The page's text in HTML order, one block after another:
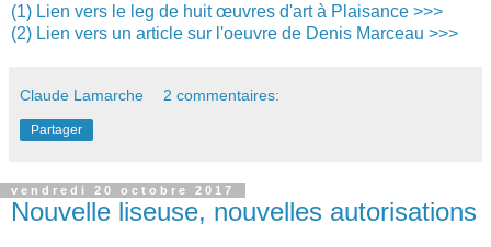
(1) Lien vers le leg de huit œuvres d'art à Plaisance >>>
(2) Lien vers un article sur l'oeuvre de Denis Marceau >>>
Claude Lamarche 2 commentaires:
Partager
vendredi 20 octobre 2017
Nouvelle liseuse, nouvelles autorisations